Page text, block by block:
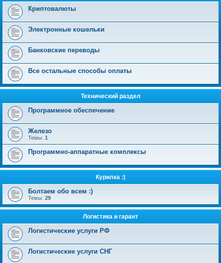
Криптовалюты
Электронные кошельки
Банковские переводы
Все остальные способы оплаты
Технический раздел
Программное обеспечение
Железо
Темы: 1
Программно-аппаратные комплексы
Курилка :)
Болтаем обо всем :)
Темы: 29
Логистика и гарант
Логистические услуги РФ
Логистические услуги СНГ